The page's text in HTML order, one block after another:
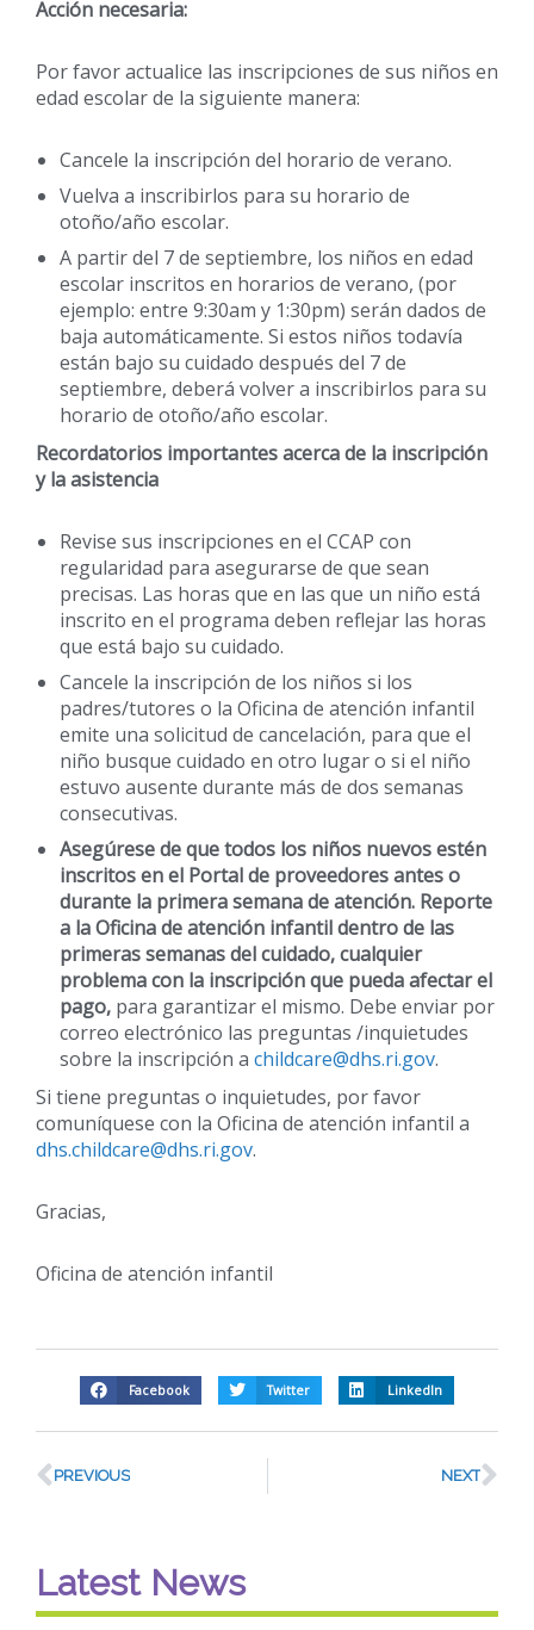
Acción necesaria:
Por favor actualice las inscripciones de sus niños en
edad escolar de la siguiente manera:
Cancele la inscripción del horario de verano.
Vuelva a inscribirlos para su horario de
otoño/año escolar.
A partir del 7 de septiembre, los niños en edad
escolar inscritos en horarios de verano, (por
ejemplo: entre 9:30am y 1:30pm) serán dados de
baja automáticamente. Si estos niños todavía
están bajo su cuidado después del 7 de
septiembre, deberá volver a inscribirlos para su
horario de otoño/año escolar.
Recordatorios importantes acerca de la inscripción
y la asistencia
Revise sus inscripciones en el CCAP con
regularidad para asegurarse de que sean
precisas. Las horas que en las que un niño está
inscrito en el programa deben reflejar las horas
que está bajo su cuidado.
Cancele la inscripción de los niños si los
padres/tutores o la Oficina de atención infantil
emite una solicitud de cancelación, para que el
niño busque cuidado en otro lugar o si el niño
estuvo ausente durante más de dos semanas
consecutivas.
Asegúrese de que todos los niños nuevos estén
inscritos en el Portal de proveedores antes o
durante la primera semana de atención. Reporte
a la Oficina de atención infantil dentro de las
primeras semanas del cuidado, cualquier
problema con la inscripción que pueda afectar el
pago, para garantizar el mismo. Debe enviar por
correo electrónico las preguntas /inquietudes
sobre la inscripción a childcare@dhs.ri.gov.
Si tiene preguntas o inquietudes, por favor
comuníquese con la Oficina de atención infantil a
dhs.childcare@dhs.ri.gov.
Gracias,
Oficina de atención infantil
Facebook Twitter LinkedIn
PREVIOUS NEXT
Latest News